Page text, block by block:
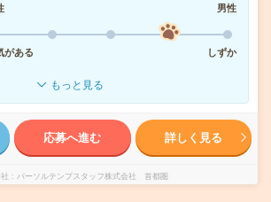
男性
がある
しずか
もっと見る
応募へ進む 詳しく見る
パーソルテンプスタッフ株式会社 首都圏